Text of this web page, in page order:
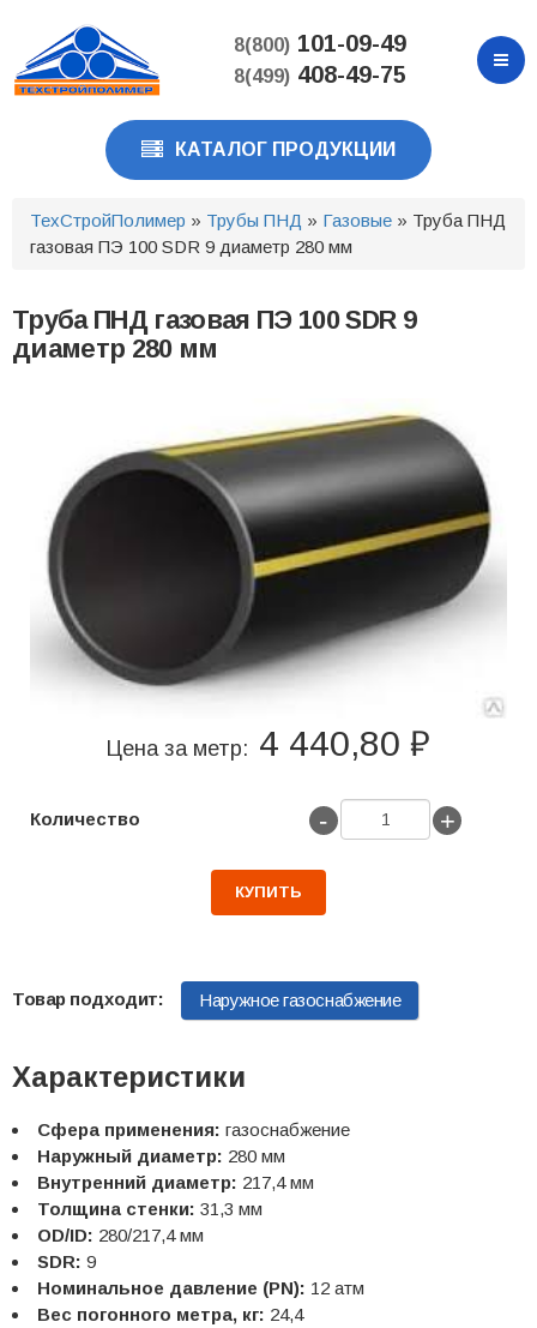
основному
содержанию
8(800)101-09-49
8(499)408-49-75
КАТАЛОГ ПРОДУКЦИИ
ТехСтройПолимер » Трубы ПНД » Газовые » Труба ПНД
газовая ПЭ 100 SDR 9 диаметр 280 мм
Труба ПНД газовая ПЭ 100 SDR 9
диаметр 280 мм
Цена за метр: 4 440,80 ₽
Количество - +
КУПИТЬ
Наружное газоснабжение
Характеристики
Сфера применения: газоснабжение
Наружный диаметр: 280 мм
Внутренний диаметр: 217,4 мм
Толщина стенки: 31,3 мм
OD/ID: 280/217,4 мм
SDR: 9
Номинальное давление (PN): 12 атм
Вес погонного метра, кг: 24,4